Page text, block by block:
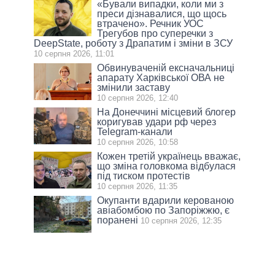
«Бували випадки, коли ми з
преси дізнавалися, що щось
втрачено». Речник УОС
Трегубов про cуперечки з
DeepState, роботу з Драпатим і зміни в ЗСУ
10 серпня 2026, 11:01
Обвинуваченій ексначальниці
апарату Харківської ОВА не
змінили заставу
10 серпня 2026, 12:40
На Донеччині місцевий блогер
коригував удари рф через
Telegram-канали
10 серпня 2026, 10:58
Кожен третій українець вважає,
що зміна головкома відбулася
під тиском протестів
10 серпня 2026, 11:35
Окупанти вдарили керованою
авіабомбою по Запоріжжю, є
поранені 10 серпня 2026, 12:35